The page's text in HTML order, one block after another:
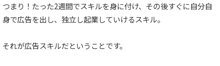
つまり！たった2週間でスキルを身に付け、その後すぐに自分自
身で広告を出し、独立し起業していけるスキル。
それが広告スキルだということです。